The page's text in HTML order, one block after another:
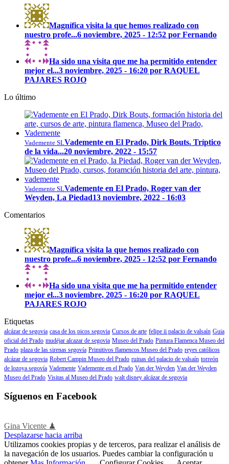
Magnífica visita la que hemos realizado con
nuestro profe...6 noviembre, 2025 - 12:52 por Fernando
Ha sido una visita que me ha permitido entender
mejor el...3 noviembre, 2025 - 16:20 por RAQUEL
PAJARES ROJO
Lo último
Vademente SLVademente en El Prado, Dirk Bouts. Tríptico
de la vida...20 noviembre, 2022 - 15:57
Vademente SLVademente en El Prado, Roger van der
Weyden, La Piedad13 noviembre, 2022 - 16:03
Comentarios
Magnífica visita la que hemos realizado con
nuestro profe...6 noviembre, 2025 - 12:52 por Fernando
Ha sido una visita que me ha permitido entender
mejor el...3 noviembre, 2025 - 16:20 por RAQUEL
PAJARES ROJO
Etiquetas
alcázar de segovia casa de los picos segovia Cursos de arte felipe ii palacio de valsaín Guia
oficial del Prado mudéjar alcazar de segovia Museo del Prado Pintura Flamenca Museo del
Prado plaza de las sirenas segovía Primitivos flamencos Museo del Prado reyes católicos
alcázar de segovia Robert Campin Museo del Prado ruinas del palacio de valsaín torreón
de lozoya segovía Vademente Vademente en el Prado Van der Weyden Van der Weyden
Museo del Prado Visitas al Museo del Prado walt disney alcázar de segovia
Síguenos en Facebook
Gina Vicente ♟
Desplazarse hacia arriba
Utilizamos cookies propias y de terceros, para realizar el análisis de
la navegación de los usuarios. Puedes cambiar la configuración u